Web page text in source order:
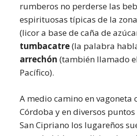
rumberos no perderse las
espirituosas típicas de la
(licor a base de caña de
tumbacatre(la palabra
arrechón (también llamado
Pacífico).
A medio camino en vagoneta
Córdoba y en diversos
San Cipriano los lugareños